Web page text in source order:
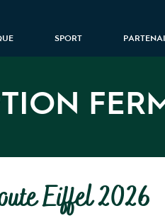
SPORT
Eiffel 2026